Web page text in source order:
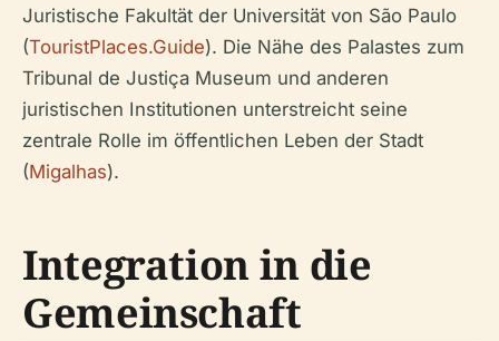
Juristische Fakultät der Universität von São Paulo
(TouristPlaces.Guide). Die Nähe des Palastes zum
Tribunal de Justiça Museum und anderen
juristischen Institutionen unterstreicht seine
zentrale Rolle im öffentlichen Leben der Stadt
(Migalhas).
Integration in die
Gemeinschaft